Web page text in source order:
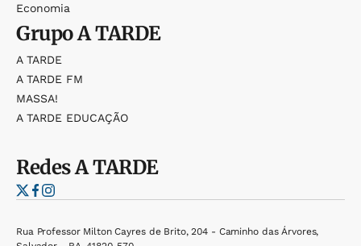
Economia
GrupoA TARDE
A TARDE
A TARDE FM
MASSA!
A TARDE EDUCAÇÃO
RedesA TARDE
Rua Professor Milton Cayres de Brito, 204 - Caminho das Árvores,